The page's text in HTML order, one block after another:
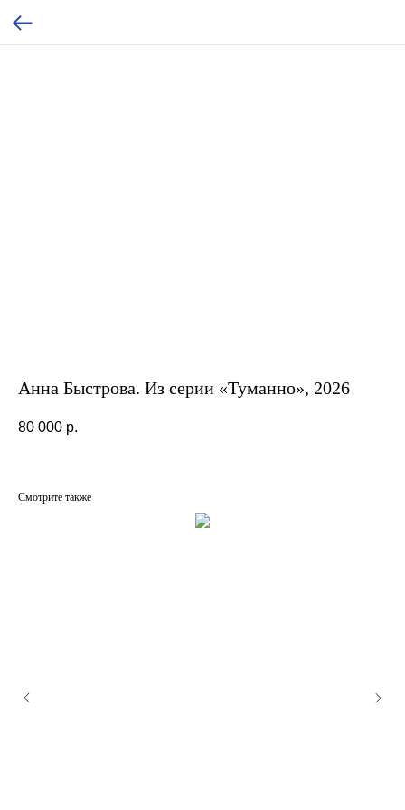
Анна Быстрова. Из серии «Туманно», 2026
80 000 р.
Смотрите также